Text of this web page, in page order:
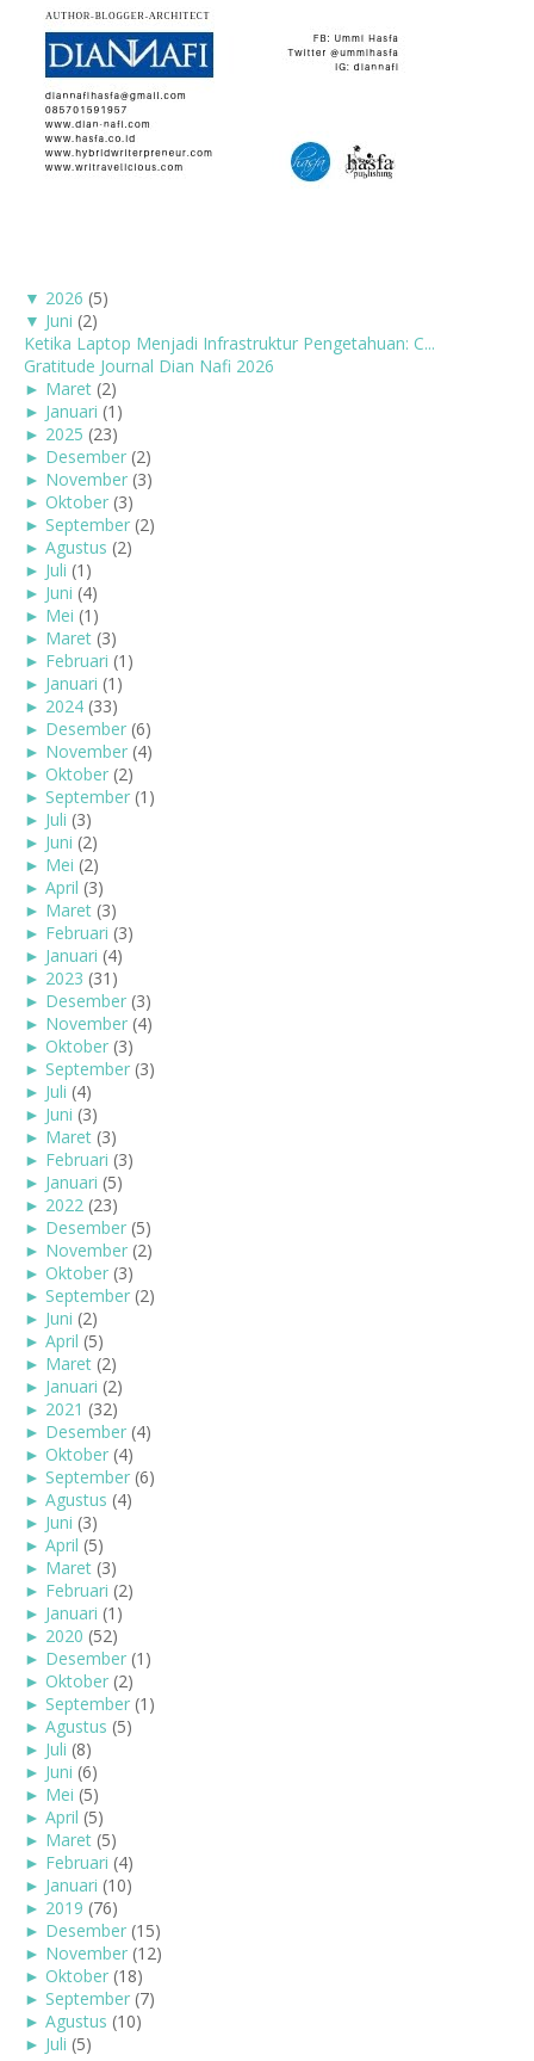
▼ 2026 (5)
▼ Juni (2)
Ketika Laptop Menjadi Infrastruktur Pengetahuan: C...
Gratitude Journal Dian Nafi 2026
► Maret (2)
► Januari (1)
► 2025 (23)
► Desember (2)
► November (3)
► Oktober (3)
► September (2)
► Agustus (2)
► Juli (1)
► Juni (4)
► Mei (1)
► Maret (3)
► Februari (1)
► Januari (1)
► 2024 (33)
► Desember (6)
► November (4)
► Oktober (2)
► September (1)
► Juli (3)
► Juni (2)
► Mei (2)
► April (3)
► Maret (3)
► Februari (3)
► Januari (4)
► 2023 (31)
► Desember (3)
► November (4)
► Oktober (3)
► September (3)
► Juli (4)
► Juni (3)
► Maret (3)
► Februari (3)
► Januari (5)
► 2022 (23)
► Desember (5)
► November (2)
► Oktober (3)
► September (2)
► Juni (2)
► April (5)
► Maret (2)
► Januari (2)
► 2021 (32)
► Desember (4)
► Oktober (4)
► September (6)
► Agustus (4)
► Juni (3)
► April (5)
► Maret (3)
► Februari (2)
► Januari (1)
► 2020 (52)
► Desember (1)
► Oktober (2)
► September (1)
► Agustus (5)
► Juli (8)
► Juni (6)
► Mei (5)
► April (5)
► Maret (5)
► Februari (4)
► Januari (10)
► 2019 (76)
► Desember (15)
► November (12)
► Oktober (18)
► September (7)
► Agustus (10)
► Juli (5)